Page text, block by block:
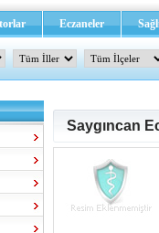
Eczaneler
İletişim
Saygıncan